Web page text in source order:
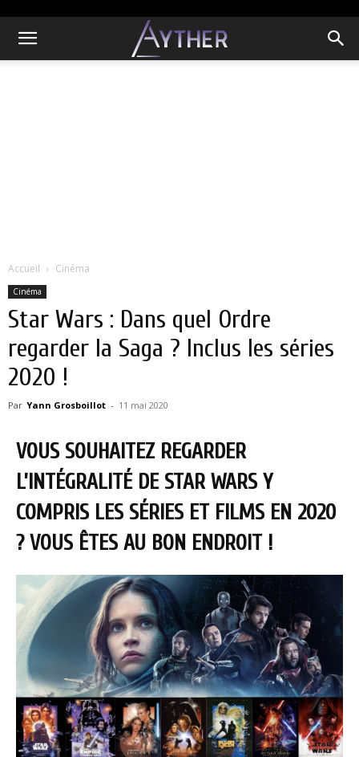
Accueil Cinéma
Cinéma
Star Wars : Dans quel Ordre
regarder la Saga ? Inclus les séries
2020 !
Par Yann Grosboillot - 11 mai 2020
VOUS SOUHAITEZ REGARDER
L’INTÉGRALITÉ DE STAR WARS Y
COMPRIS LES SÉRIES ET FILMS EN 2020
? VOUS ÊTES AU BON ENDROIT !